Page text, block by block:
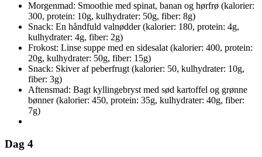
Morgenmad: Smoothie med spinat, banan og hørfrø (kalorier:
300, protein: 10g, kulhydrater: 50g, fiber: 8g)
Snack: En håndfuld valnødder (kalorier: 180, protein: 4g,
kulhydrater: 4g, fiber: 2g)
Frokost: Linse suppe med en sidesalat (kalorier: 400, protein:
20g, kulhydrater: 50g, fiber: 15g)
Snack: Skiver af peberfrugt (kalorier: 50, kulhydrater: 10g,
fiber: 3g)
Aftensmad: Bagt kyllingebryst med sød kartoffel og grønne
bønner (kalorier: 450, protein: 35g, kulhydrater: 40g, fiber:
7g)
Dag 4